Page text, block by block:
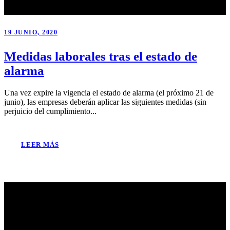
19 JUNIO, 2020
Medidas laborales tras el estado de
alarma
Una vez expire la vigencia el estado de alarma (el próximo 21 de
junio), las empresas deberán aplicar las siguientes medidas (sin
perjuicio del cumplimiento...
LEER MÁS